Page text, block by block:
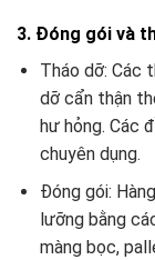
3. Đóng gói và
Tháo dỡ: Các
dỡ cẩn thận
hư hỏng. Các
chuyên dụng.
Đóng gói:
lưỡng bằng
màng bọc,